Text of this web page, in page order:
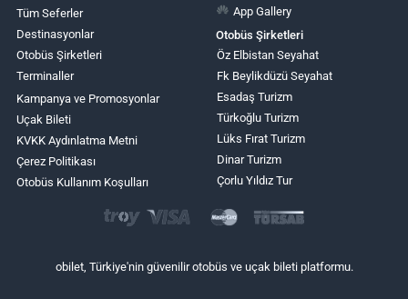
Tüm Seferler
Destinasyonlar
Otobüs Şirketleri
Terminaller
Kampanya ve Promosyonlar
Uçak Bileti
KVKK Aydınlatma Metni
Çerez Politikası
Otobüs Kullanım Koşulları
App Gallery
Otobüs Şirketleri
Öz Elbistan Seyahat
Fk Beylikdüzü Seyahat
Esadaş Turizm
Türkoğlu Turizm
Lüks Fırat Turizm
Dinar Turizm
Çorlu Yıldız Tur
obilet, Türkiye'nin güvenilir otobüs ve uçak bileti platformu.